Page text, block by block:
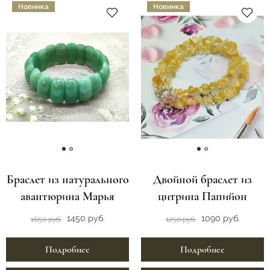
Новинка
Браслет из натурального
авантюрина Марья
1650 руб. 1450 руб.
Подробнее
Новинка
Двойной браслет из
цитрина Папийон
1250 руб. 1090 руб.
Подробнее